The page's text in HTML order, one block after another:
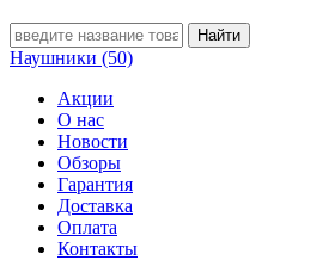
Наушники (50)
Акции
О нас
Новости
Обзоры
Гарантия
Доставка
Оплата
Контакты